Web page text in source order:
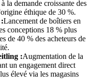
la demande croissante des
éthique de 30 %.
Lancement de boîtiers en
conceptions 18 % plus
de 40 % des acheteurs de
:Augmentation de la
un engagement direct
élevé via les magasins